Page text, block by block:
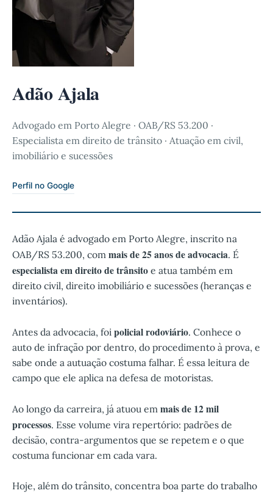
Adão Ajala
Advogado em Porto Alegre · OAB/RS 53.200 ·
Especialista em direito de trânsito · Atuação em civil,
imobiliário e sucessões
Perfil no Google
Adão Ajala é advogado em Porto Alegre, inscrito na
OAB/RS 53.200, com mais de 25 anos de advocacia. É
especialista em direito de trânsito e atua também em
direito civil, direito imobiliário e sucessões (heranças e
inventários).
Antes da advocacia, foi policial rodoviário. Conhece o
auto de infração por dentro, do procedimento à prova, e
sabe onde a autuação costuma falhar. É essa leitura de
campo que ele aplica na defesa de motoristas.
Ao longo da carreira, já atuou em mais de 12 mil
processos. Esse volume vira repertório: padrões de
decisão, contra-argumentos que se repetem e o que
costuma funcionar em cada vara.
Hoje, além do trânsito, concentra boa parte do trabalho